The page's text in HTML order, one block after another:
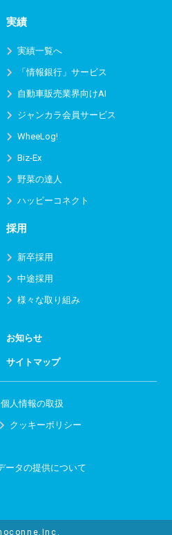
実績
実績一覧へ
「情報銀行」サービス
自動車販売業界向けAI
ジャンカラ会員サービス
WheeLog!
Biz-Ex
野菜の達人
ハッピーコネクト
採用
新卒採用
中途採用
様々な取り組み
お知らせ
サイトマップ
個人情報の取扱
クッキーポリシー
ータの提供について